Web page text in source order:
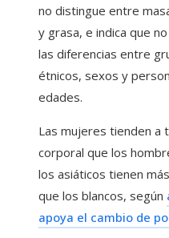
no distingue entre
y grasa, e indica que
las diferencias entre
étnicos, sexos y
edades.
Las mujeres tienden a
corporal que los
los asiáticos tienen
que los blancos, según
apoya el cambio de